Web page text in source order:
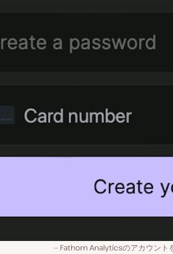
Fathom Analyticsのアカウント